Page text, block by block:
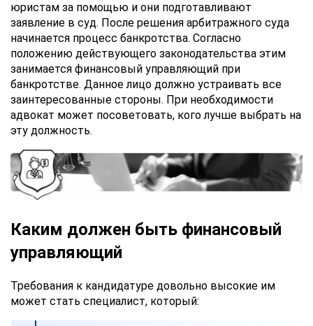
юристам за помощью и они подготавливают
заявление в суд. После решения арбитражного суда
начинается процесс банкротства. Согласно
положению действующего законодательства этим
занимается финансовый управляющий при
банкротстве. Данное лицо должно устраивать все
заинтересованные стороны. При необходимости
адвокат может посоветовать, кого лучше выбрать на
эту должность.
Каким должен быть финансовый
управляющий
Требования к кандидатуре довольно высокие им
может стать специалист, который: